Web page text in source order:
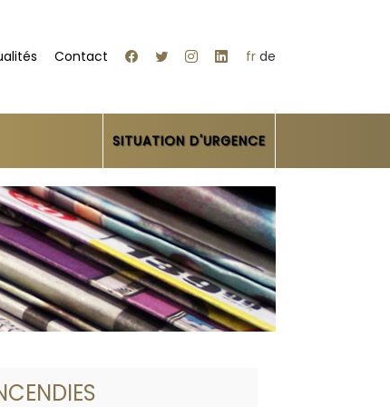
Contact fr de
SITUATION D'URGENCE